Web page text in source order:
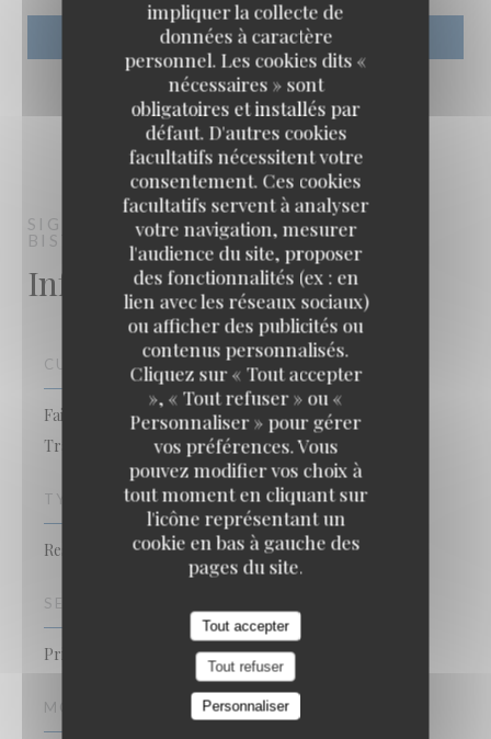
impliquer la collecte de
données à caractère
personnel. Les cookies dits «
nécessaires » sont
obligatoires et installés par
défaut. D'autres cookies
facultatifs nécessitent votre
consentement. Ces cookies
facultatifs servent à analyser
votre navigation, mesurer
l'audience du site, proposer
des fonctionnalités (ex : en
lien avec les réseaux sociaux)
ou afficher des publicités ou
contenus personnalisés.
Cliquez sur « Tout accepter
», « Tout refuser » ou «
Personnaliser » pour gérer
vos préférences. Vous
pouvez modifier vos choix à
tout moment en cliquant sur
l'icône représentant un
cookie en bas à gauche des
pages du site.
Tout accepter
Tout refuser
Personnaliser
SIGNATURE MONTMARTRERESTAURANT
BISTRONOMIQUEPARIS
Infos pratiques
CUISINE
Fait maison, Produits frais, Terroir, Cuisine
Traditionnelle, Asiatique
TYPE DE RESTAURANT
Restaurant Bistronomique , Restaurant Gastronomique
SERVICES
Privatisation, Climatisation
MOYENS DE PAIEMENT